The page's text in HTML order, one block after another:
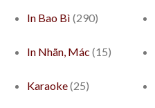
In Bao Bì (290)
In Nhãn, Mác(15)
Karaoke(25)